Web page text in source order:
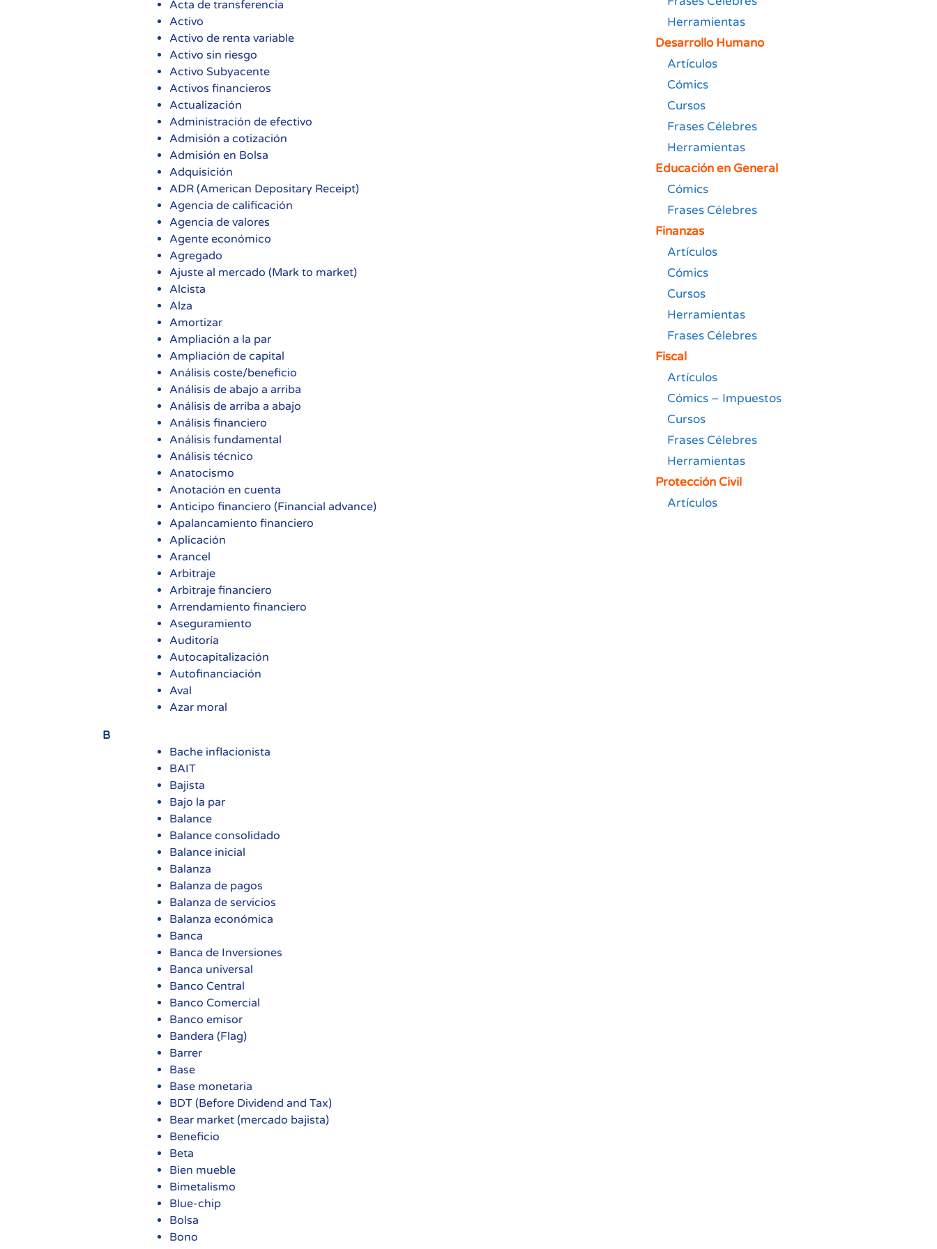
Acta de transferencia
Activo
Activo de renta variable
Activo sin riesgo
Activo Subyacente
Activos financieros
Actualización
Administración de efectivo
Admisión a cotización
Admisión en Bolsa
Adquisición
ADR (American Depositary Receipt)
Agencia de calificación
Agencia de valores
Agente económico
Agregado
Ajuste al mercado (Mark to market)
Alcista
Alza
Amortizar
Ampliación a la par
Ampliación de capital
Análisis coste/beneficio
Análisis de abajo a arriba
Análisis de arriba a abajo
Análisis financiero
Análisis fundamental
Análisis técnico
Anatocismo
Anotación en cuenta
Anticipo financiero (Financial advance)
Apalancamiento financiero
Aplicación
Arancel
Arbitraje
Arbitraje financiero
Arrendamiento financiero
Aseguramiento
Auditoría
Autocapitalización
Autofinanciación
Aval
Azar moral
B
Bache inflacionista
BAIT
Bajista
Bajo la par
Balance
Balance consolidado
Balance inicial
Balanza
Balanza de pagos
Balanza de servicios
Balanza económica
Banca
Banca de Inversiones
Banca universal
Banco Central
Banco Comercial
Banco emisor
Bandera (Flag)
Barrer
Base
Base monetaria
BDT (Before Dividend and Tax)
Bear market (mercado bajista)
Beneficio
Beta
Bien mueble
Bimetalismo
Blue-chip
Bolsa
Bono
Herramientas
Desarrollo Humano
Artículos
Cómics
Cursos
Frases Célebres
Herramientas
Educación en General
Cómics
Frases Célebres
Finanzas
Artículos
Cómics
Cursos
Herramientas
Frases Célebres
Fiscal
Artículos
Cómics – Impuestos
Cursos
Frases Célebres
Herramientas
Protección Civil
Artículos